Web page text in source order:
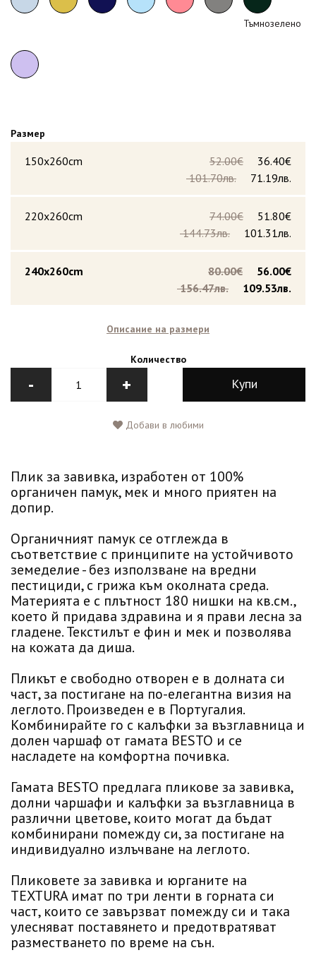
Тъмнозелено
Размер
150x260cm 36.40€
52.00€
71.19лв.
101.70лв.
220x260cm 51.80€
74.00€
101.31лв.
144.73лв.
240x260cm 56.00€
80.00€
109.53лв.
156.47лв.
Описание на размери
Количество
- + Купи
Добави в любими
Плик за завивка, изработен от 100%
органичен памук, мек и много приятен на
допир.
Органичният памук се отглежда в
съответствие с принципите на устойчивото
земеделие - без използване на вредни
пестициди, с грижа към околната среда.
Материята е с плътност 180 нишки на кв.см.,
което й придава здравина и я прави лесна за
гладене. Текстилът е фин и мек и позволява
на кожата да диша.
Пликът е свободно отворен е в долната си
част, за постигане на по-елегантна визия на
леглото. Произведен е в Португалия.
Комбинирайте го с калъфки за възглавница и
долен чаршаф от гамата BESTO и се
насладете на комфортна почивка.
Гамата BESTO предлага пликове за завивка,
долни чаршафи и калъфки за възглавница в
различни цветове, които могат да бъдат
комбинирани помежду си, за постигане на
индивидуално излъчване на леглото.
Пликовете за завивка и юрганите на
TEXTURA имат по три ленти в горната си
част, които се завързват помежду си и така
улесняват поставянето и предотвратяват
разместването по време на сън.